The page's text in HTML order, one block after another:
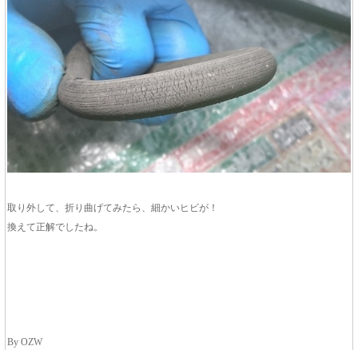
取り外して、折り曲げてみたら、細かいヒビが！
換えて正解でしたね。
By OZW